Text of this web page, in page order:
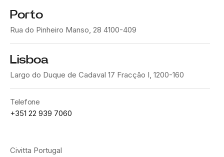
Porto
Rua do Pinheiro Manso, 28 4100-409
Lisboa
Largo do Duque de Cadaval 17 Fracção I, 1200-160
Telefone
+351 22 939 7060
Civitta Portugal